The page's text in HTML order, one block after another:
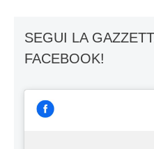
SEGUI LA
FACEBOOK!